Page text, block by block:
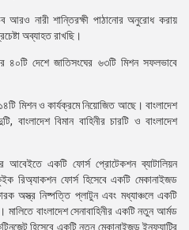
আরও নারী শান্তিরক্ষী পাঠানোর অনুরোধ করায়
অব্যাহত রাখছি।
৪০টি দেশে জাতিসংঘের ৬৩টি মিশন সফলভাবে
১৪টি মিশন ও কার্যক্রমে নিয়োজিত আছে। বাংলাদেশ
বাংলাদেশ বিমান বাহিনীর চারটি ও বাংলাদেশ
আবেইতে একটি ফোর্স প্রোটেকশন ব্যাটালিয়ন
রিঅ্যাকশন ফোর্স হিসেবে একটি মেকানাইজড
অস্ত্র নিষ্পত্তি প্লাটুন এবং মধ্যাঞ্চলে একটি
বাংলাদেশ সেনাবাহিনীর একটি নতুন আর্মড
হিসেবে একটি নতুন মেকানাইজড ইনফ্যান্ট্রি